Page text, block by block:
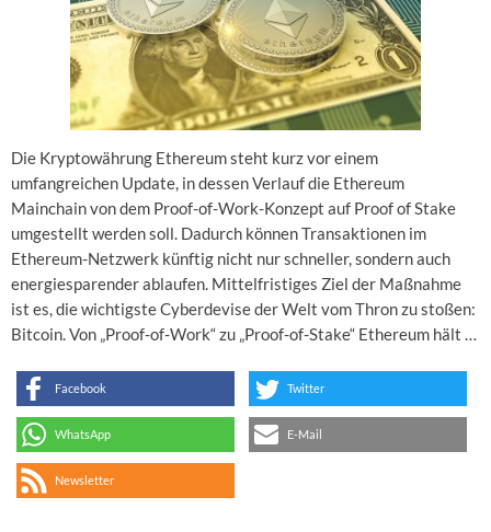
Die Kryptowährung Ethereum steht kurz vor einem
umfangreichen Update, in dessen Verlauf die Ethereum
Mainchain von dem Proof-of-Work-Konzept auf Proof of Stake
umgestellt werden soll. Dadurch können Transaktionen im
Ethereum-Netzwerk künftig nicht nur schneller, sondern auch
energiesparender ablaufen. Mittelfristiges Ziel der Maßnahme
ist es, die wichtigste Cyberdevise der Welt vom Thron zu stoßen:
Bitcoin. Von „Proof-of-Work“ zu „Proof-of-Stake“ Ethereum hält …
Facebook Twitter
WhatsApp E-Mail
Newsletter